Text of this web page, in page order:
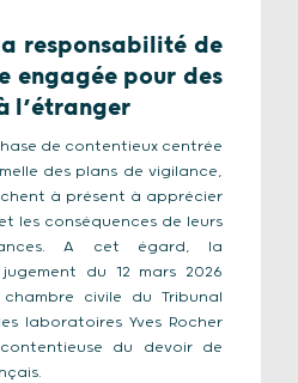
responsabilité de
engagée pour des
l’étranger
de contentieux centrée
des plans de vigilance,
à présent à apprécier
les conséquences de leurs
A cet égard, la
du 12 mars 2026
chambre civile du Tribunal
laboratoires Yves Rocher
du devoir de